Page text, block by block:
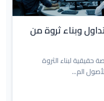
وبناء ثروة من
حقيقية لبناء الثروة
الم...